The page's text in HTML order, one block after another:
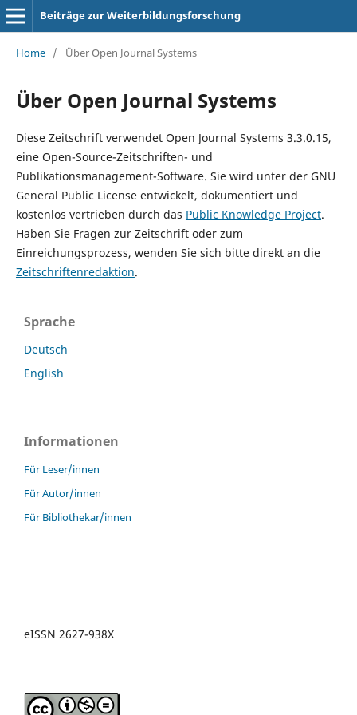
Beiträge zur Weiterbildungsforschung
Home / Über Open Journal Systems
Über Open Journal Systems
Diese Zeitschrift verwendet Open Journal Systems 3.3.0.15,
eine Open-Source-Zeitschriften- und
Publikationsmanagement-Software. Sie wird unter der GNU
General Public License entwickelt, dokumentiert und
kostenlos vertrieben durch das Public Knowledge Project.
Haben Sie Fragen zur Zeitschrift oder zum
Einreichungsprozess, wenden Sie sich bitte direkt an die
Zeitschriftenredaktion.
Sprache
Deutsch
English
Informationen
Für Leser/innen
Für Autor/innen
Für Bibliothekar/innen
eISSN 2627-938X